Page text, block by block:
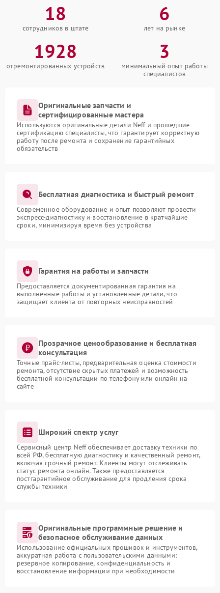
18
сотрудников в штате
6
лет на рынке
1928
отремонтированных устройств
3
минимальный опыт работы
специалистов
Оригинальные запчасти и
сертифицированные мастера
Используются оригинальные детали Neff и прошедшие
сертификацию специалисты, что гарантирует корректную
работу после ремонта и сохранение гарантийных
обязательств
Бесплатная диагностика и быстрый ремонт
Современное оборудование и опыт позволяют провести
экспресс-диагностику и восстановление в кратчайшие
сроки, минимизируя время без устройства
Гарантия на работы и запчасти
Предоставляется документированная гарантия на
выполненные работы и установленные детали, что
защищает клиента от повторных неисправностей
Прозрачное ценообразование и бесплатная
консультация
Точные прайс-листы, предварительная оценка стоимости
ремонта, отсутствие скрытых платежей и возможность
бесплатной консультации по телефону или онлайн на
сайте
Широкий спектр услуг
Сервисный центр Neff обеспечивает доставку техники по
всей РФ, бесплатную диагностику и качественный ремонт,
включая срочный ремонт. Клиенты могут отслеживать
статус ремонта онлайн. Также предоставляется
постгарантийное обслуживание для продления срока
службы техники
Оригинальные программные решение и
безопасное обслуживание данных
Использование официальных прошивок и инструментов,
аккуратная работа с пользовательскими данными:
резервное копирование, конфиденциальность и
восстановление информации при необходимости